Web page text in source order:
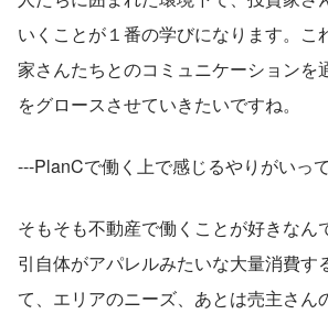
いくことが１番の学びになります。こ
家さんたちとのコミュニケーションを
をグロースさせていきたいですね。
---PlanCで働く上で感じるやりがいっ
そもそも不動産で働くことが好きなん
引自体がアパレルみたいな大量消費す
て、エリアのニーズ、あとは売主さん